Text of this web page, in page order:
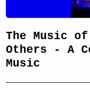
The Music of
Others - A
Music